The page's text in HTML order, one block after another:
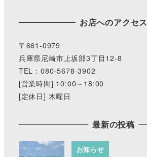
お店へのアクセス
〒661-0979
兵庫県尼崎市上坂部3丁目12-8
TEL：080-5678-3902
[営業時間] 10:00～18:00
[定休日] 木曜日
最新の投稿
お知らせ